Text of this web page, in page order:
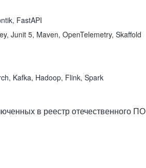
FastAPI
Junit 5, Maven, OpenTelemetry, Skaffold
Kafka, Hadoop, Flink, Spark
в реестр отечественного ПО